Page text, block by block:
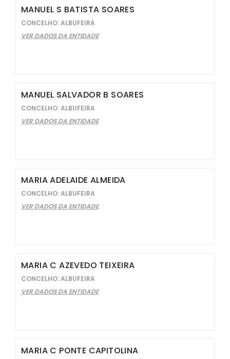
MANUEL S BATISTA SOARES
CONCELHO: ALBUFEIRA
VER DADOS DA ENTIDADE
MANUEL SALVADOR B SOARES
CONCELHO: ALBUFEIRA
VER DADOS DA ENTIDADE
MARIA ADELAIDE ALMEIDA
CONCELHO: ALBUFEIRA
VER DADOS DA ENTIDADE
MARIA C AZEVEDO TEIXEIRA
CONCELHO: ALBUFEIRA
VER DADOS DA ENTIDADE
MARIA C PONTE CAPITOLINA